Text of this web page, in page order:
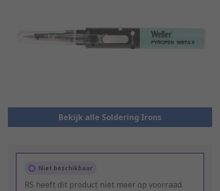
Bekijk alle Soldering Irons
Niet beschikbaar
RS heeft dit product niet meer op voorraad.